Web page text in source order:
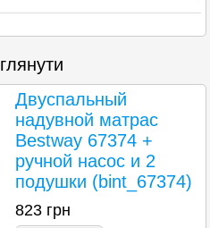
Двуспальный
надувной матрас
Bestway 67374 +
ручной насос и 2
подушки (bint_67374)
823 грн